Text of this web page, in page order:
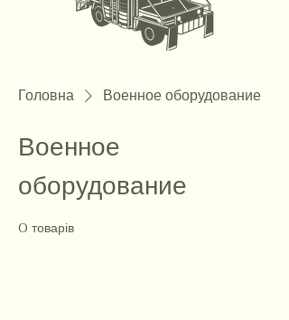
Головна Военное оборудование
Военное
оборудование
0 товарів